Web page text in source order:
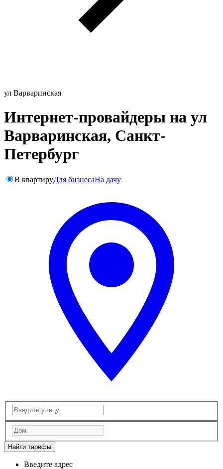
ул Варваринская
Интернет-провайдеры на ул
Варваринская, Санкт-
Петербург
В квартируДля бизнесаНа дачу
Найти тарифы
Введите адрес